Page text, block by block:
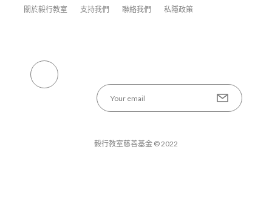
關於毅行教室 支持我們 聯絡我們 私隱政策
毅行教室慈善基金 © 2022